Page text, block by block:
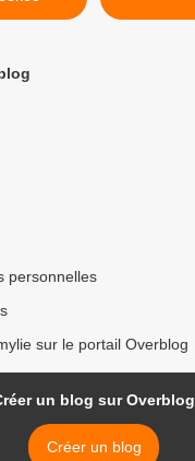
personnelles
sur le portail Overblog
un blog sur Overblog
Créer un blog